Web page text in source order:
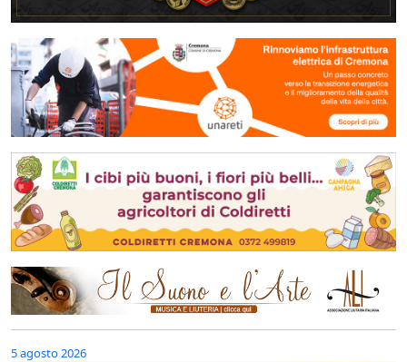
5 agosto 2026